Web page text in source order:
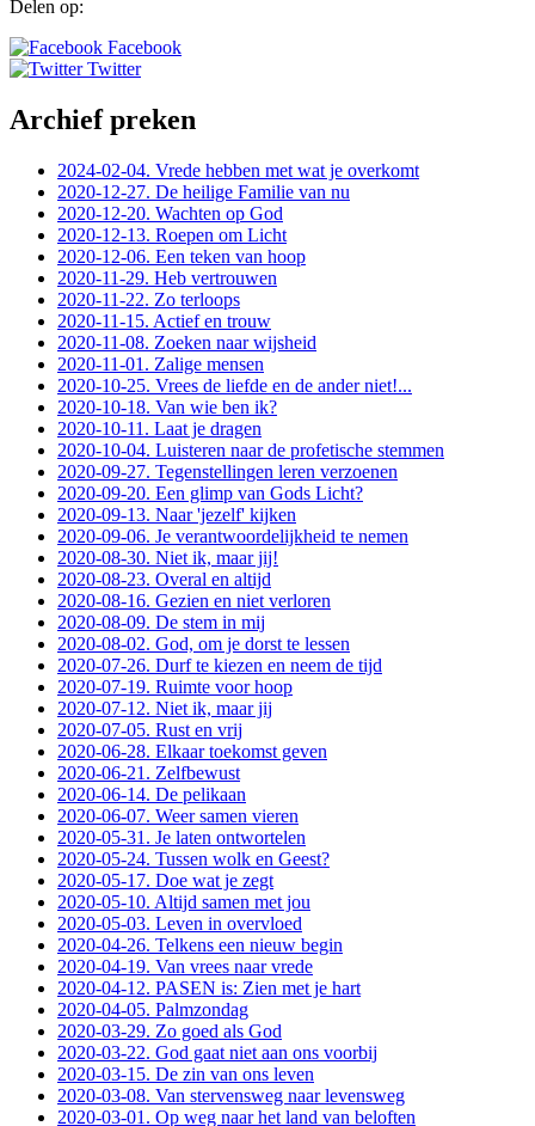
Delen op:
Facebook
Twitter
Archief preken
2024-02-04. Vrede hebben met wat je overkomt
2020-12-27. De heilige Familie van nu
2020-12-20. Wachten op God
2020-12-13. Roepen om Licht
2020-12-06. Een teken van hoop
2020-11-29. Heb vertrouwen
2020-11-22. Zo terloops
2020-11-15. Actief en trouw
2020-11-08. Zoeken naar wijsheid
2020-11-01. Zalige mensen
2020-10-25. Vrees de liefde en de ander niet!...
2020-10-18. Van wie ben ik?
2020-10-11. Laat je dragen
2020-10-04. Luisteren naar de profetische stemmen
2020-09-27. Tegenstellingen leren verzoenen
2020-09-20. Een glimp van Gods Licht?
2020-09-13. Naar 'jezelf' kijken
2020-09-06. Je verantwoordelijkheid te nemen
2020-08-30. Niet ik, maar jij!
2020-08-23. Overal en altijd
2020-08-16. Gezien en niet verloren
2020-08-09. De stem in mij
2020-08-02. God, om je dorst te lessen
2020-07-26. Durf te kiezen en neem de tijd
2020-07-19. Ruimte voor hoop
2020-07-12. Niet ik, maar jij
2020-07-05. Rust en vrij
2020-06-28. Elkaar toekomst geven
2020-06-21. Zelfbewust
2020-06-14. De pelikaan
2020-06-07. Weer samen vieren
2020-05-31. Je laten ontwortelen
2020-05-24. Tussen wolk en Geest?
2020-05-17. Doe wat je zegt
2020-05-10. Altijd samen met jou
2020-05-03. Leven in overvloed
2020-04-26. Telkens een nieuw begin
2020-04-19. Van vrees naar vrede
2020-04-12. PASEN is: Zien met je hart
2020-04-05. Palmzondag
2020-03-29. Zo goed als God
2020-03-22. God gaat niet aan ons voorbij
2020-03-15. De zin van ons leven
2020-03-08. Van stervensweg naar levensweg
2020-03-01. Op weg naar het land van beloften